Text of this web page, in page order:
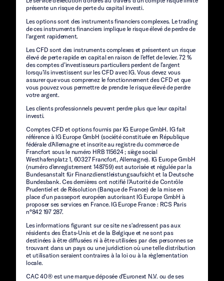
présente un risque de perte du capital investi.
Les options sont des instruments financiers complexes. Le trading
de ces instruments financiers implique le risque élevé de perdre de
l'argent rapidement.
Les CFD sont des instruments complexes et présentent un risque
élevé de perte rapide en capital en raison de l’effet de levier. 72 %
des comptes d’investisseurs particuliers perdent de l’argent
lorsqu’ils investissent sur les CFD avec IG. Vous devez vous
assurer que vous comprenez le fonctionnement des CFD et que
vous pouvez vous permettre de prendre le risque élevé de perdre
votre argent.
Les clients professionnels peuvent perdre plus que leur capital
investi.
Comptes CFD et options fournis par IG Europe GmbH. IG fait
référence à IG Europe GmbH (société constituée en République
fédérale d'Allemagne et inscrite au registre du commerce de
Francfort sous le numéro HRB 115624 ; siège social
Westhafenplatz 1, 60327 Francfort, Allemagne). IG Europe GmbH
(numéro d'enregistrement 148759) est autorisée et régulée par la
Bundesanstalt für Finanzdienstleistungsaufsicht et la Deutsche
Bundesbank. Ces dernières ont notifié l’Autorité de Contrôle
Prudentiel et de Résolution (Banque de France) de la mise en
place d’un passeport européen autorisant IG Europe GmbH à
proposer ses services en France. IG Europe France : RCS Paris
n°842 197 287.
Les informations figurant sur ce site ne s'adressent pas aux
résidents des États-Unis et de la Belgique et ne sont pas
destinées à être diffusées ni à être utilisées par des personnes se
trouvant dans un pays ou une juridiction où une telle distribution
et utilisation seraient contraires à la loi ou à la règlementation
locale.
CAC 40® est une marque déposée d'Euronext N.V. ou de ses